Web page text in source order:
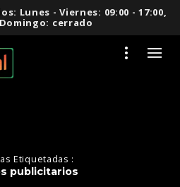
Lunes - Viernes: 09:00 - 17:00,
cerrado
Etiquetadas :
publicitarios